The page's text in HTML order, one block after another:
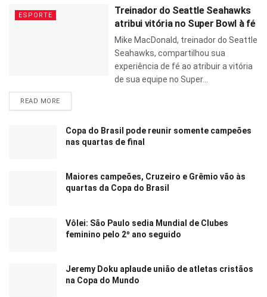
ESPORTE
Treinador do Seattle Seahawks
atribui vitória no Super Bowl à fé
Mike MacDonald, treinador do Seattle
Seahawks, compartilhou sua
experiência de fé ao atribuir a vitória
de sua equipe no Super...
READ MORE
Copa do Brasil pode reunir somente campeões
nas quartas de final
Maiores campeões, Cruzeiro e Grêmio vão às
quartas da Copa do Brasil
Vôlei: São Paulo sedia Mundial de Clubes
feminino pelo 2º ano seguido
Jeremy Doku aplaude união de atletas cristãos
na Copa do Mundo